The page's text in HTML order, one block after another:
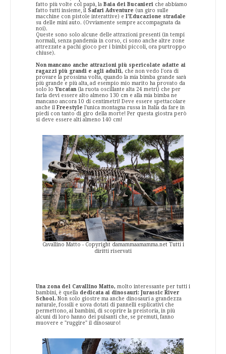
fatto più volte col papà, la Baia dei Bucanieri che abbiamo
fatto tutti insieme, il Safari Adventure (un giro sulle
macchine con pistole interattive) e l'Educazione stradale
su delle mini auto. (Ovviamente sempre accompagnata da
noi).
Queste sono solo alcune delle attrazioni presenti (in tempi
normali, senza pandemia in corso, ci sono anche altre zone
attrezzate a pachi gioco per i bimbi piccoli, ora purtroppo
chiuse).
Non mancano anche attrazioni più spericolate adatte ai
ragazzi più grandi e agli adulti, che non vedo l'ora di
provare la prossima volta, quando la mia bimba grande sarà
più grande e più alta, ad esempio mio marito ha provato da
solo lo Yucatan (la ruota oscillante alta 24 metri) che per
farla devi essere alto almeno 130 cm e alla mia bimba ne
mancano ancora 10 di centimetri! Deve essere spettacolare
anche il Freestyle l'unica montagna russa in Italia da fare in
piedi con tanto di giro della morte! Per questa giostra però
si deve essere alti almeno 140 cm!
Cavallino Matto - Copyright damammaamamma.net Tutti i
diritti riservati
Una zona del Cavallino Matto, molto interessante per tutti i
bambini, è quella dedicata ai dinosauri: Jurassic River
School. Non solo giostre ma anche dinosauri a grandezza
naturale, fossili e uova dotati di pannelli esplicativi che
permettono, ai bambini, di scoprire la preistoria, in più
alcuni di loro hanno dei pulsanti che, se premuti, fanno
muovere e "ruggire" il dinosauro!